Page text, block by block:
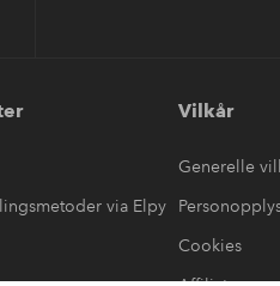
via Elpy
Vilkår
Generelle
Cookies